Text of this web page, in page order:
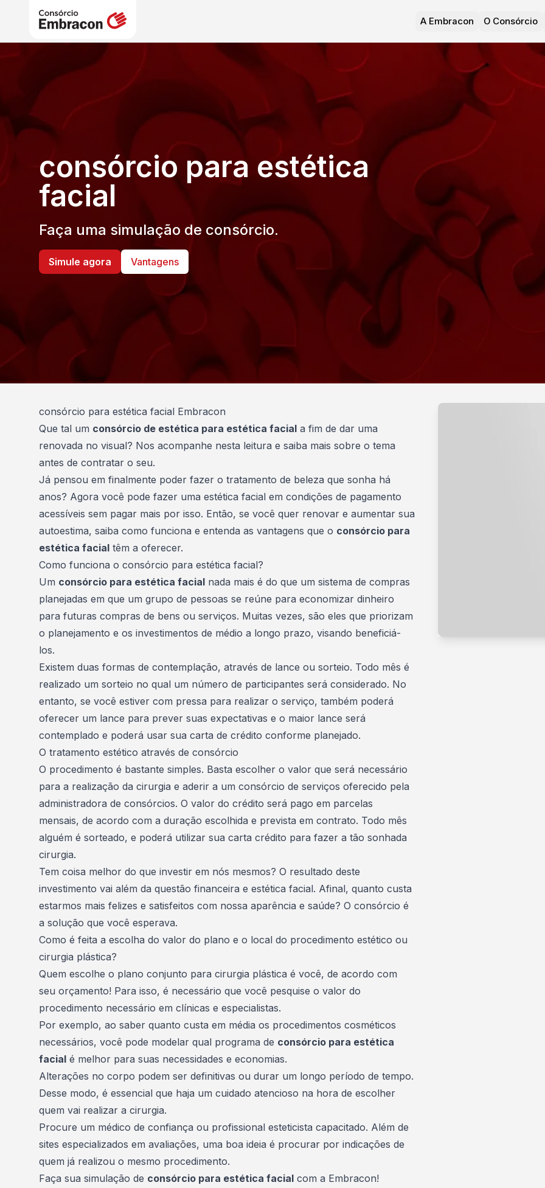
A Embracon O Consórcio
consórcio para estética
facial
Faça uma simulação de consórcio.
Simule agora Vantagens
consórcio para estética facial Embracon
Que tal um consórcio de estética para estética facial a fim de dar uma
renovada no visual? Nos acompanhe nesta leitura e saiba mais sobre o tema
antes de contratar o seu.
Já pensou em finalmente poder fazer o tratamento de beleza que sonha há
anos? Agora você pode fazer uma estética facial em condições de pagamento
acessíveis sem pagar mais por isso. Então, se você quer renovar e aumentar sua
autoestima, saiba como funciona e entenda as vantagens que o consórcio para
estética facial têm a oferecer.
Como funciona o consórcio para estética facial?
Um consórcio para estética facial nada mais é do que um sistema de compras
planejadas em que um grupo de pessoas se reúne para economizar dinheiro
para futuras compras de bens ou serviços. Muitas vezes, são eles que priorizam
o planejamento e os investimentos de médio a longo prazo, visando beneficiá-
los.
Existem duas formas de contemplação, através de lance ou sorteio. Todo mês é
realizado um sorteio no qual um número de participantes será considerado. No
entanto, se você estiver com pressa para realizar o serviço, também poderá
oferecer um lance para prever suas expectativas e o maior lance será
contemplado e poderá usar sua carta de crédito conforme planejado.
O tratamento estético através de consórcio
O procedimento é bastante simples. Basta escolher o valor que será necessário
para a realização da cirurgia e aderir a um consórcio de serviços oferecido pela
administradora de consórcios. O valor do crédito será pago em parcelas
mensais, de acordo com a duração escolhida e prevista em contrato. Todo mês
alguém é sorteado, e poderá utilizar sua carta crédito para fazer a tão sonhada
cirurgia.
Tem coisa melhor do que investir em nós mesmos? O resultado deste
investimento vai além da questão financeira e estética facial. Afinal, quanto custa
estarmos mais felizes e satisfeitos com nossa aparência e saúde? O consórcio é
a solução que você esperava.
Como é feita a escolha do valor do plano e o local do procedimento estético ou
cirurgia plástica?
Quem escolhe o plano conjunto para cirurgia plástica é você, de acordo com
seu orçamento! Para isso, é necessário que você pesquise o valor do
procedimento necessário em clínicas e especialistas.
Por exemplo, ao saber quanto custa em média os procedimentos cosméticos
necessários, você pode modelar qual programa de consórcio para estética
facial é melhor para suas necessidades e economias.
Alterações no corpo podem ser definitivas ou durar um longo período de tempo.
Desse modo, é essencial que haja um cuidado atencioso na hora de escolher
quem vai realizar a cirurgia.
Procure um médico de confiança ou profissional esteticista capacitado. Além de
sites especializados em avaliações, uma boa ideia é procurar por indicações de
quem já realizou o mesmo procedimento.
Faça sua simulação de consórcio para estética facial com a Embracon!